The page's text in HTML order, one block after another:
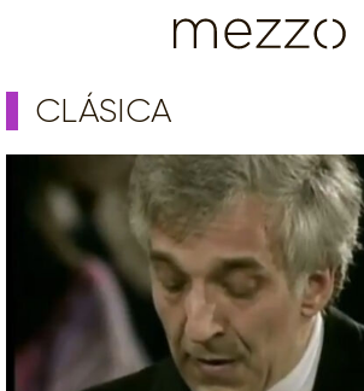
CLÁSICA